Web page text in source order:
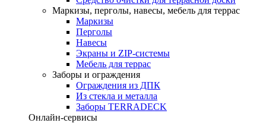
Маркизы, перголы, навесы, мебель для террас
Маркизы
Перголы
Навесы
Экраны и ZIP-системы
Мебель для террас
Заборы и ограждения
Ограждения из ДПК
Из стекла и металла
Заборы TERRADECK
Онлайн-сервисы